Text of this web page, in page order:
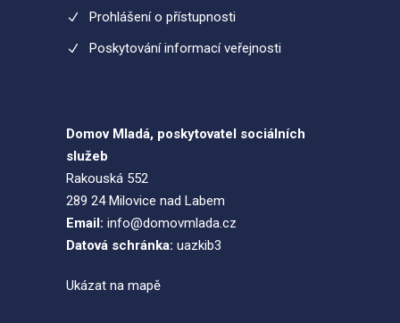
Prohlášení o přístupnosti
Poskytování informací veřejnosti
Domov Mladá, poskytovatel sociálních
služeb
Rakouská 552
289 24 Milovice nad Labem
Email: info@domovmlada.cz
Datová schránka: uazkib3
Ukázat na mapě